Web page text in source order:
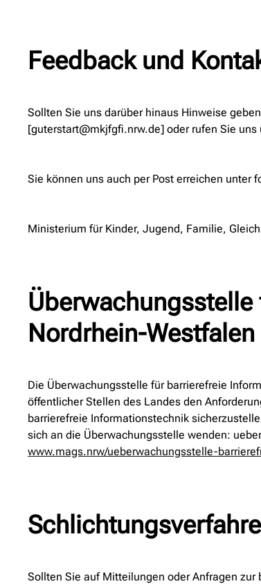
Feedback und
Sollten Sie uns darüber hinaus Hinweise
[guterstart@mkjfgfi.nrw.de] oder rufen Sie uns
Sie können uns auch per Post erreichen unter
Ministerium für Kinder, Jugend, Familie,
Nordrhein-Westfalen
Die Überwachungsstelle für barrierefreie
öffentlicher Stellen des Landes den
barrierefreie Informationstechnik
sich an die Überwachungsstelle wenden:
www.mags.nrw/ueberwachungsstelle-
Sollten Sie auf Mitteilungen oder Anfragen